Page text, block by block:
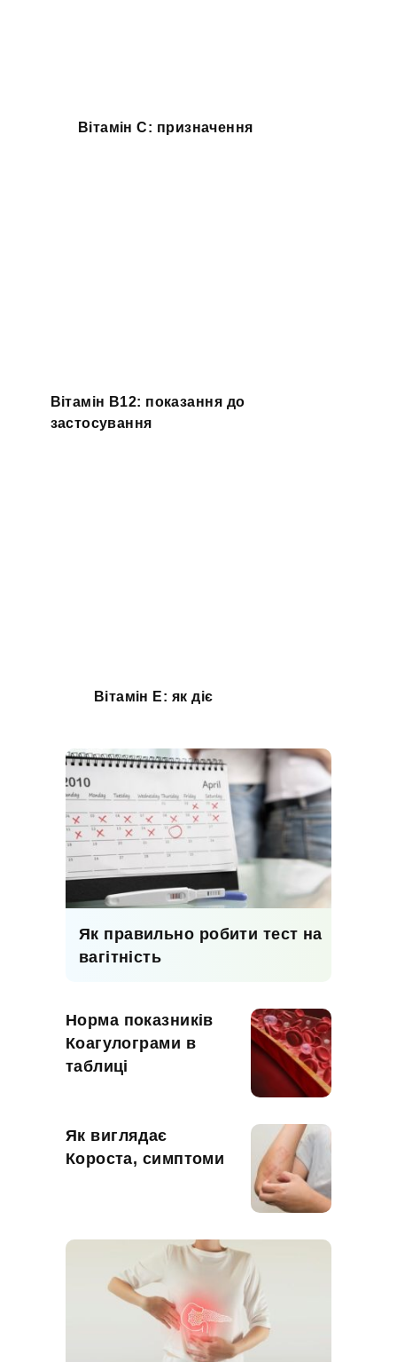
Вітамін C: призначення
Вітамін B12: показання до
застосування
Вітамін E: як діє
Як правильно робити тест на
вагітність
Норма показників
Коагулограми в
таблиці
Як виглядає
Короста, симптоми